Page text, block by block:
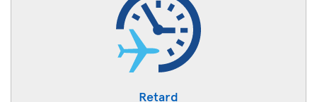
Retard